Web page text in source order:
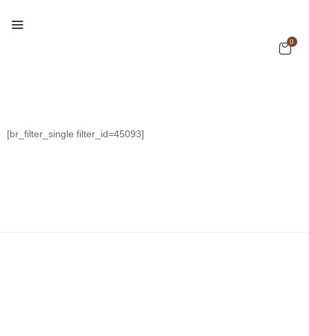
0
[br_filter_single filter_id=45093]